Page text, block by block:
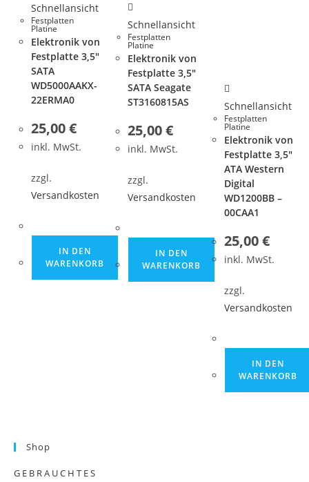
Schnellansicht
Festplatten
Platine
Elektronik von
Festplatte 3,5″
SATA
WD5000AAKX-
22ERMA0
25,00€
inkl. MwSt.
zzgl.
Versandkosten
IN DEN
WARENKORB
Schnellansicht
Festplatten
Platine
Elektronik von
Festplatte 3,5″
SATA Seagate
ST3160815AS
25,00€
inkl. MwSt.
zzgl.
Versandkosten
IN DEN
WARENKORB
Schnellansicht
Festplatten
Platine
Elektronik von
Festplatte 3,5″
ATA Western
Digital
WD1200BB –
00CAA1
25,00€
inkl. MwSt.
zzgl.
Versandkosten
IN DEN
WARENKORB
Shop
G E B R A U C H T E S